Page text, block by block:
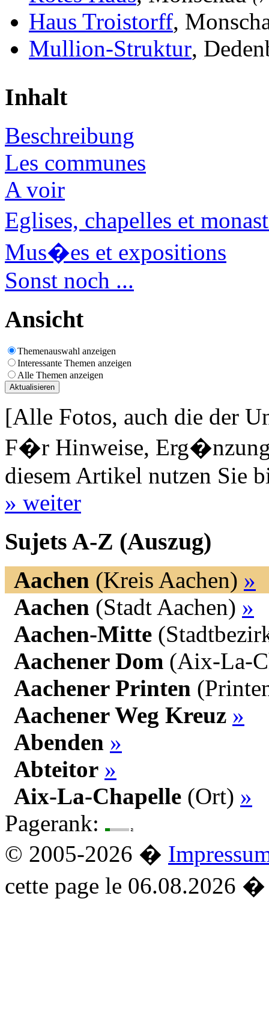
Haus Troistorff,
Mullion-Struktur,
Inhalt
Beschreibung
Les communes
A voir
Eglises, chapelles et
Mus�es et expositions
Sonst noch ...
Ansicht
Themenauswahl anzeigen
Interessante Themen anzeigen
Alle Themen anzeigen
[Alle Fotos, auch die der
F�r Hinweise,
diesem Artikel nutzen Sie
» weiter
Sujets A-Z (Auszug)
Aachen (Kreis Aachen) »
Aachen (Stadt Aachen) »
Aachen-Mitte
Aachener Dom (Aix-La-
Aachener Printen
Aachener Weg Kreuz »
Abenden »
Abteitor »
Aix-La-Chapelle (Ort) »
Pagerank:
© 2005-2026 �
cette page le 06.08.2026